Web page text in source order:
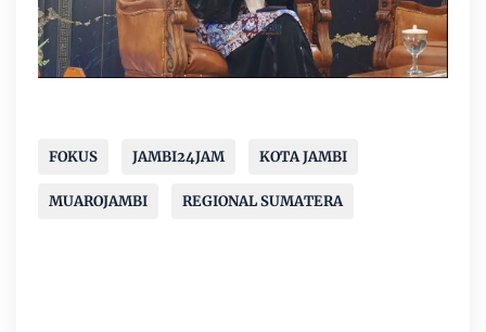
FOKUS JAMBI24JAM KOTA JAMBI
MUAROJAMBI REGIONAL SUMATERA